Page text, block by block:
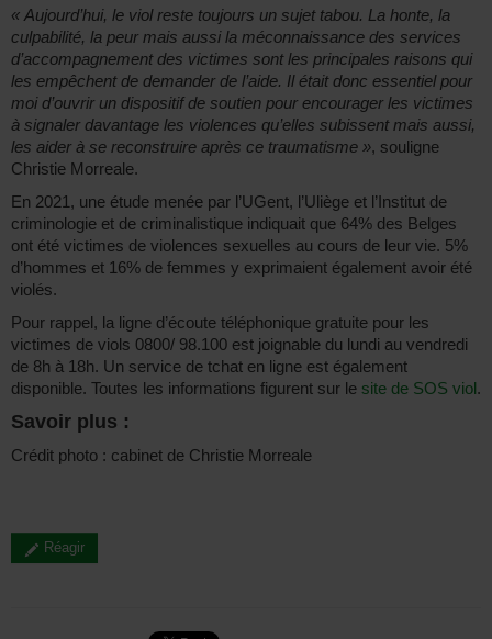
« Aujourd’hui, le viol reste toujours un sujet tabou. La honte, la
culpabilité, la peur mais aussi la méconnaissance des services
d’accompagnement des victimes sont les principales raisons qui
les empêchent de demander de l’aide. Il était donc essentiel pour
moi d’ouvrir un dispositif de soutien pour encourager les victimes
à signaler davantage les violences qu’elles subissent mais aussi,
les aider à se reconstruire après ce traumatisme », souligne
Christie Morreale.
En 2021, une étude menée par l’UGent, l’Uliège et l’Institut de
criminologie et de criminalistique indiquait que 64% des Belges
ont été victimes de violences sexuelles au cours de leur vie. 5%
d’hommes et 16% de femmes y exprimaient également avoir été
violés.
Pour rappel, la ligne d’écoute téléphonique gratuite pour les
victimes de viols 0800/ 98.100 est joignable du lundi au vendredi
de 8h à 18h. Un service de tchat en ligne est également
disponible. Toutes les informations figurent sur le site de SOS viol .
Savoir plus :
Crédit photo : cabinet de Christie Morreale
Réagir